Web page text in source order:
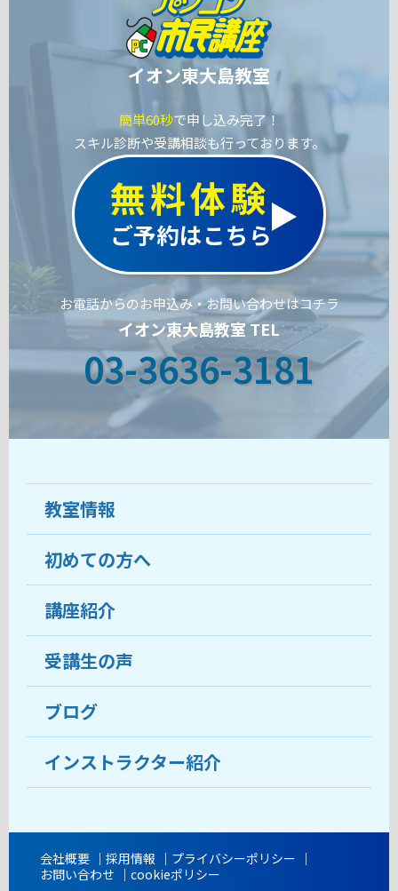
イオン東大島教室
簡単60秒で申し込み完了！
スキル診断や受講相談も行っております。
無料体験
ご予約はこちら
お電話からのお申込み・お問い合わせはコチラ
イオン東大島教室 TEL
03-3636-3181
教室情報
教室について
受講生の声
おすすめ・人気の講座
目的から講座を探す
教室ブログ
初めての方へ
ココがおすすめ
料金
受講までの流れ
よくあるご質問
講座紹介
受講生の声
ブログ
インストラクター紹介
会社概要 採用情報
プライバシーポリシー
お問い合わせ
cookieポリシー